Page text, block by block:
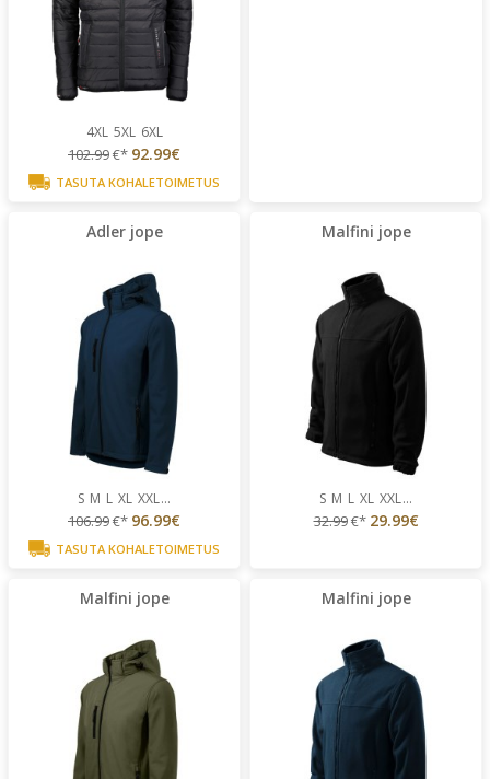
4XL 5XL 6XL
102.99€* 92.99€
TASUTA KOHALETOIMETUS
Adler jope
S M L XL XXL...
106.99€* 96.99€
TASUTA KOHALETOIMETUS
Malfini jope
S M L XL XXL...
32.99€* 29.99€
Malfini jope Malfini jope